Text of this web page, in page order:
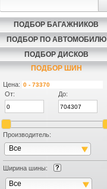
ПОДБОР БАГАЖНИКОВ
ПОДБОР ПО АВТОМОБИЛЮ
ПОДБОР ДИСКОВ
ПОДБОР ШИН
Цена:
От:
До:
Производитель:
Все
Ширина шины:
Все